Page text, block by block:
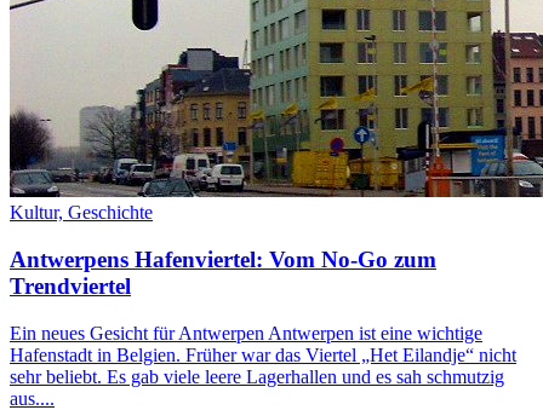
Kultur, Geschichte
Antwerpens Hafenviertel: Vom No-Go zum
Trendviertel
Ein neues Gesicht für Antwerpen Antwerpen ist eine wichtige
Hafenstadt in Belgien. Früher war das Viertel „Het Eilandje“ nicht
sehr beliebt. Es gab viele leere Lagerhallen und es sah schmutzig
aus....